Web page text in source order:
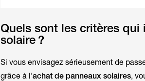
Quels sont les critères
solaire ?
Si vous envisagez sérieusement de
grâce à l’achat de panneaux solaires,